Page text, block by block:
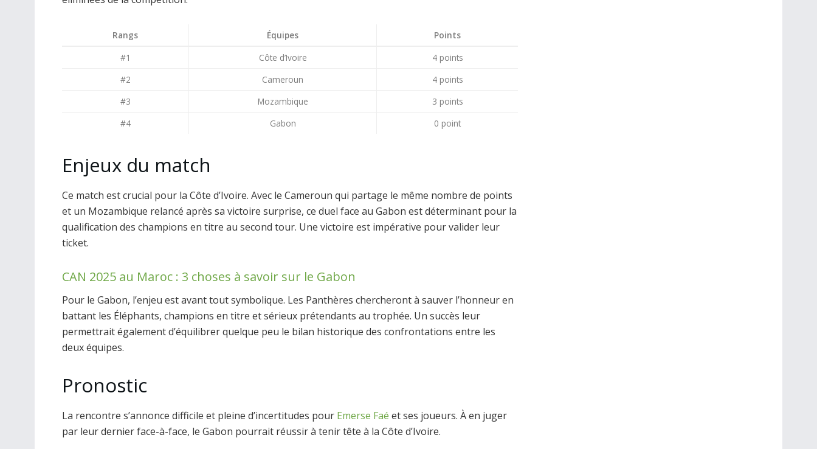
Rangs Équipes
Points
#1
Côte d’Ivoire
4 points
#2
Cameroun
4 points
#3
Mozambique
3 points
#4
Gabon 0 point
Enjeux du match
Ce match est crucial pour la Côte d’Ivoire. Avec le Cameroun qui partage le même nombre de points
et un Mozambique relancé après sa victoire surprise, ce duel face au Gabon est déterminant pour la
qualification des champions en titre au second tour. Une victoire est impérative pour valider leur
ticket.
CAN 2025 au Maroc : 3 choses à savoir sur le Gabon
Pour le Gabon, l’enjeu est avant tout symbolique. Les Panthères chercheront à sauver l’honneur en
battant les Éléphants, champions en titre et sérieux prétendants au trophée. Un succès leur
permettrait également d’équilibrer quelque peu le bilan historique des confrontations entre les
deux équipes.
Pronostic
La rencontre s’annonce difficile et pleine d’incertitudes pour Emerse Faé et ses joueurs. À en juger
par leur dernier face-à-face, le Gabon pourrait réussir à tenir tête à la Côte d’Ivoire.